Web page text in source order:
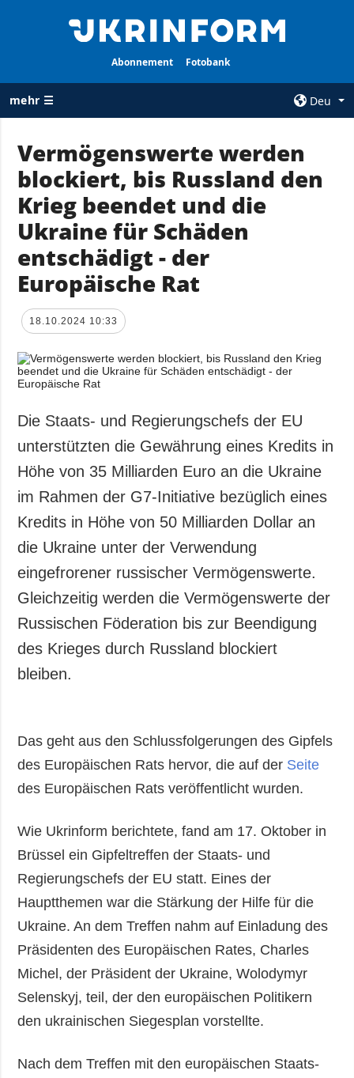
Abonnement Fotobank
mehr ☰
Deu
ALLE
RUBRIKEN
Krieg
Wiederaufbau
der Ukraine
Politik
Wirtschaft
Militär
Gesellschaft und
Kultur
Kriminalität
Notstand und
Notfälle
AGENTUR
Über uns
Kontakte
ZUSÄTZLICH
Veröffentlichungen
Interview
Fotos
Video
LEISTUNGEN
Abonnement
Fotobank
Vermögenswerte werden
blockiert, bis Russland den
Krieg beendet und die
Ukraine für Schäden
entschädigt - der
Europäische Rat
18.10.2024 10:33
Die Staats- und Regierungschefs der EU
unterstützten die Gewährung eines Kredits in
Höhe von 35 Milliarden Euro an die Ukraine
im Rahmen der G7-Initiative bezüglich eines
Kredits in Höhe von 50 Milliarden Dollar an
die Ukraine unter der Verwendung
eingefrorener russischer Vermögenswerte.
Gleichzeitig werden die Vermögenswerte der
Russischen Föderation bis zur Beendigung
des Krieges durch Russland blockiert
bleiben.
Das geht aus den Schlussfolgerungen des Gipfels
des Europäischen Rats hervor, die auf der Seite
des Europäischen Rats veröffentlicht wurden.
Wie Ukrinform berichtete, fand am 17. Oktober in
Brüssel ein Gipfeltreffen der Staats- und
Regierungschefs der EU statt. Eines der
Hauptthemen war die Stärkung der Hilfe für die
Ukraine. An dem Treffen nahm auf Einladung des
Präsidenten des Europäischen Rates, Charles
Michel, der Präsident der Ukraine, Wolodymyr
Selenskyj, teil, der den europäischen Politikern
den ukrainischen Siegesplan vorstellte.
Nach dem Treffen mit den europäischen Staats-